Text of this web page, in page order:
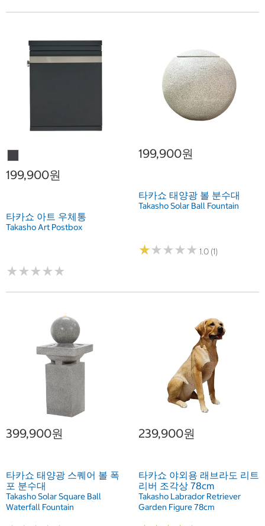
199,900원
타카쇼 아트 우체통
Takasho Art Postbox
★★★★★
★★★★★
199,900원
타카쇼 태양광 볼 분수대
Takasho Solar Ball Fountain
★★★★★
★★★★★ 1.0 (1)
399,900원
타카쇼 태양광 스퀘어 볼 폭
포 분수대
Takasho Solar Square Ball
Waterfall Fountain
239,900원
타카쇼 야외용 래브라도 리트
리버 조각상 78cm
Takasho Labrador Retriever
Garden Figure 78cm